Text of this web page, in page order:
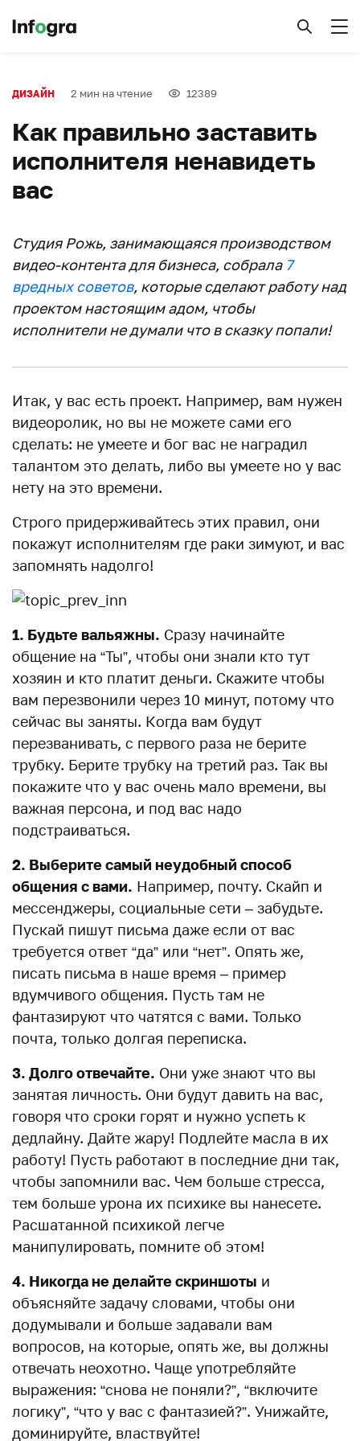
ДИЗАЙН 2 мин на чтение 12389
Как правильно заставить
исполнителя ненавидеть
вас
Студия Рожь, занимающаяся производством
видео-контента для бизнеса, собрала 7
вредных советов, которые сделают работу над
проектом настоящим адом, чтобы
исполнители не думали что в сказку попали!
Итак, у вас есть проект. Например, вам нужен
видеоролик, но вы не можете сами его
сделать: не умеете и бог вас не наградил
талантом это делать, либо вы умеете но у вас
нету на это времени.
Строго придерживайтесь этих правил, они
покажут исполнителям где раки зимуют, и вас
запомнять надолго!
1. Будьте вальяжны. Сразу начинайте
общение на “Ты”, чтобы они знали кто тут
хозяин и кто платит деньги. Скажите чтобы
вам перезвонили через 10 минут, потому что
сейчас вы заняты. Когда вам будут
перезванивать, с первого раза не берите
трубку. Берите трубку на третий раз. Так вы
покажите что у вас очень мало времени, вы
важная персона, и под вас надо
подстраиваться.
2. Выберите самый неудобный способ
общения с вами. Например, почту. Скайп и
мессенджеры, социальные сети – забудьте.
Пускай пишут письма даже если от вас
требуется ответ “да” или “нет”. Опять же,
писать письма в наше время – пример
вдумчивого общения. Пусть там не
фантазируют что чатятся с вами. Только
почта, только долгая переписка.
3. Долго отвечайте. Они уже знают что вы
занятая личность. Они будут давить на вас,
говоря что сроки горят и нужно успеть к
дедлайну. Дайте жару! Подлейте масла в их
работу! Пусть работают в последние дни так,
чтобы запомнили вас. Чем больше стресса,
тем больше урона их психике вы нанесете.
Расшатанной психикой легче
манипулировать, помните об этом!
4. Никогда не делайте скриншоты и
объясняйте задачу словами, чтобы они
додумывали и больше задавали вам
вопросов, на которые, опять же, вы должны
отвечать неохотно. Чаще употребляйте
выражения: “снова не поняли?”, “включите
логику”, “что у вас с фантазией?”. Унижайте,
доминируйте, властвуйте!